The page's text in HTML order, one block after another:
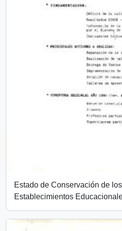
Estado de Conservación de los
Establecimientos